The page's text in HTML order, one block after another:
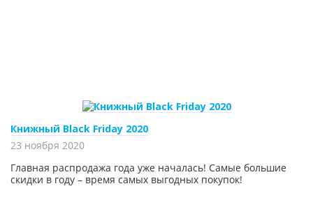
Книжный Black Friday 2020
23 ноября 2020
Главная распродажа года уже началась! Самые большие
скидки в году – время самых выгодных покупок!